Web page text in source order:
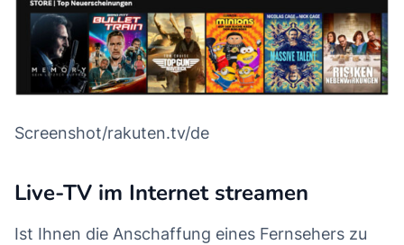
Screenshot/rakuten.tv/de
Live-TV im Internet streamen
Ist Ihnen die Anschaffung eines Fernsehers zu